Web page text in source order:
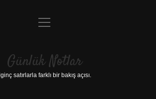
Anasayfa
Yasal Uyarı
menüyü
Günlük Notlar
İlginç satırlarla farklı bir bakış açısı.